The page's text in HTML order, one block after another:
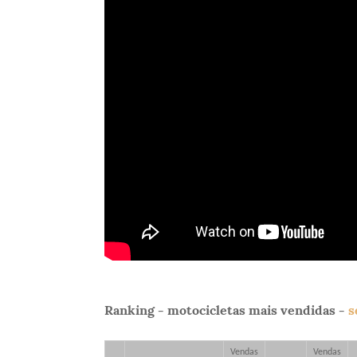
Ranking - motocicletas mais vendidas -
Vendas
Vendas